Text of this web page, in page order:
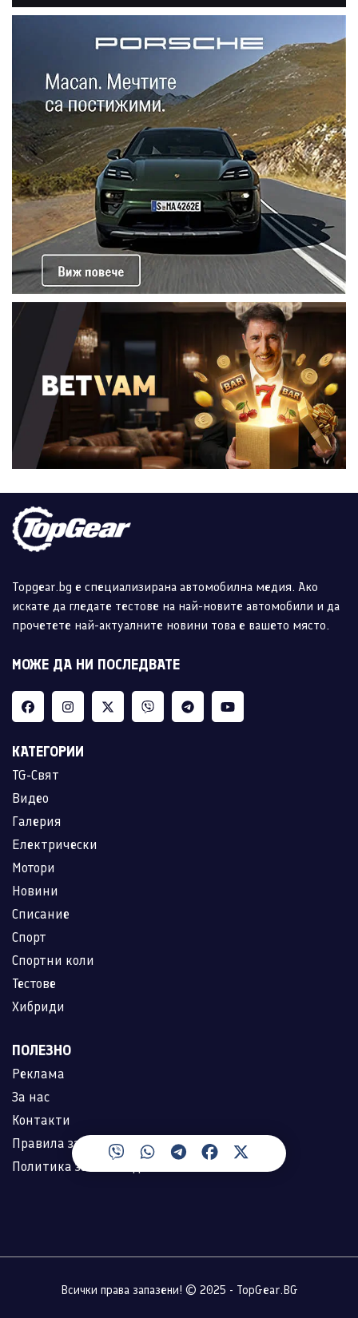
Topgear.bg е специализирана автомобилна медия. Ако
искате да гледате тестове на най-новите автомобили и да
прочетете най-актуалните новини това е вашето място.
МОЖЕ ДА НИ ПОСЛЕДВАТЕ
КАТЕГОРИИ
TG-Свят
Видео
Галерия
Електрически
Мотори
Новини
Списание
Спорт
Спортни коли
Тестове
Хибриди
ПОЛЕЗНО
Реклама
За нас
Контакти
Правила за ползване
Политика за лични данни
Всички права запазени! © 2025 - TopGear.BG